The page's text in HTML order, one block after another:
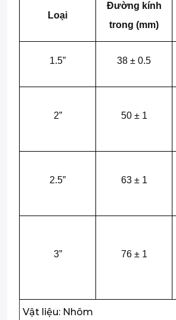
Loại
Đường kính
trong (mm)
1.5” 38 ± 0.5
2” 50 ± 1
2.5” 63 ± 1
3” 76 ± 1
Vật liệu: Nhôm